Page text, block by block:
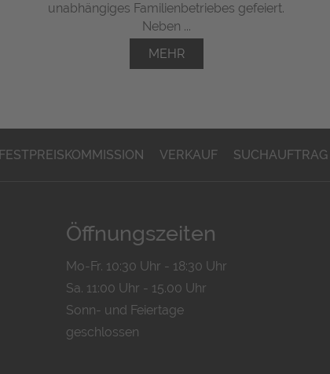
unabhängiges Familienbetriebes gefeiert.
Neben ...
MEHR
FESTPREISKOMMISSION VERKAUF SUCHAUFTRAG
Öffnungszeiten
Mo-Fr. 10:30 Uhr - 18:30 Uhr
Sa. 11:00 Uhr - 15.00 Uhr
Sonn- und Feiertage
geschlossen